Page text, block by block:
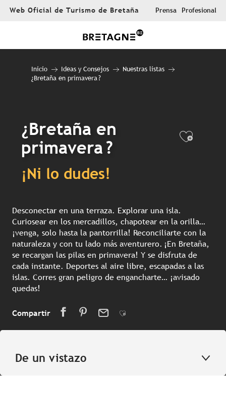
AllerWeb Oficial de Turismo de Bretaña Prensa Profesional
Inicio Ideas y Consejos
Nuestras listas
¿Bretaña en primavera ?
¿Bretaña en
primavera ?
¡Ni lo dudes!
Desconectar en una terraza. Explorar una isla.
Curiosear en los mercadillos, chapotear en la orilla…
¡venga, solo hasta la pantorrilla! Reconciliarte con la
naturaleza y con tu lado más aventurero. ¡En Bretaña,
se recargan las pilas en primavera! Y se disfruta de
cada instante. Deportes al aire libre, escapadas a las
islas. Corres gran peligro de engancharte… ¡avisado
quedas!
Compartir Ajouter aux favoris
De un vistazo